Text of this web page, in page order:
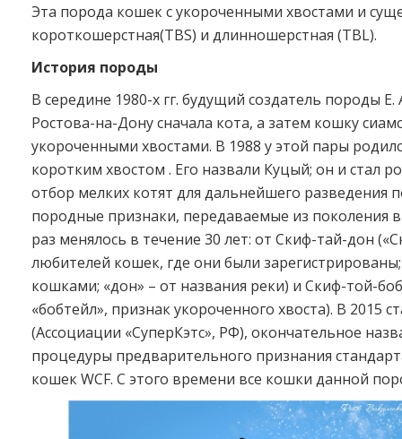
Эта порода кошек с укороченными хвостами и
короткошерстная(TBS) и длинношерстная (TBL).
История породы
В середине 1980-х гг. будущий создатель породы
Ростова-на-Дону сначала кота, а затем кошку
укороченными хвостами. В 1988 у этой пары
коротким хвостом . Его назвали Куцый; он и стал
отбор мелких котят для дальнейшего разведения
породные признаки, передаваемые из поколения
раз менялось в течение 30 лет: от Скиф-тай-дон
любителей кошек, где они были зарегистрированы;
кошками; «дон» – от названия реки) и Скиф-той-
«бобтейл», признак укороченного хвоста). В 2015
(Ассоциации «СуперКэтс», РФ), окончательное
процедуры предварительного признания
кошек WCF. С этого времени все кошки данной